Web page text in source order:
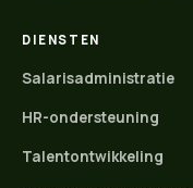
DIENSTEN
Salarisadministratie
HR-ondersteuning
Talentontwikkeling